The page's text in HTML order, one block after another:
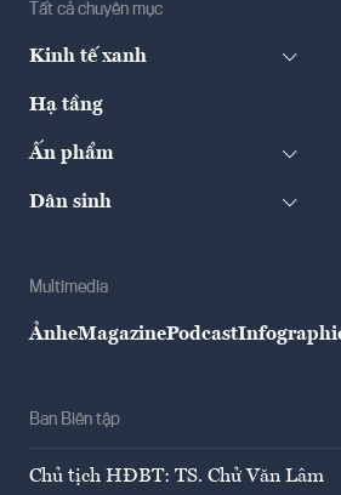
Tất cả chuyên mục
Kinh tế xanh
Hạ tầng
Ấn phẩm
Dân sinh
Multimedia
ẢnheMagazinePodcast
Ban Biên tập
Chủ tịch HĐBT: TS. Chử Văn Lâm